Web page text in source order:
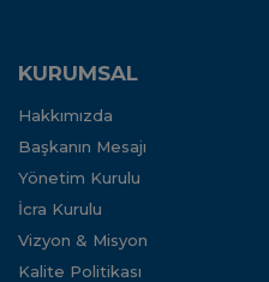
KURUMSAL
Hakkımızda
Başkanın Mesajı
Yönetim Kurulu
İcra Kurulu
Vizyon & Misyon
Kalite Politikası